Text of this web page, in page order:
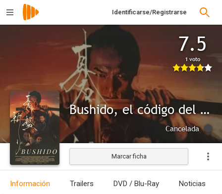
Identificarse/Registrarse
7.5
1 voto
Bushido, el código del samurái
Cancelada
Marcar ficha
Información Trailers DVD / Blu-Ray Noticias